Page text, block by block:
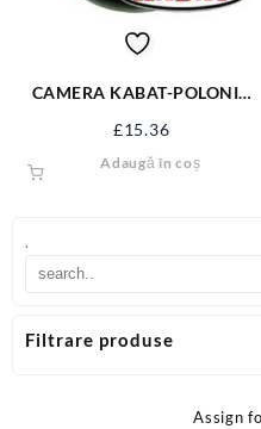
.
Filtrare produse
CAMERA KABAT-POLONIA
£15.36
Adaugă în coș
Assign